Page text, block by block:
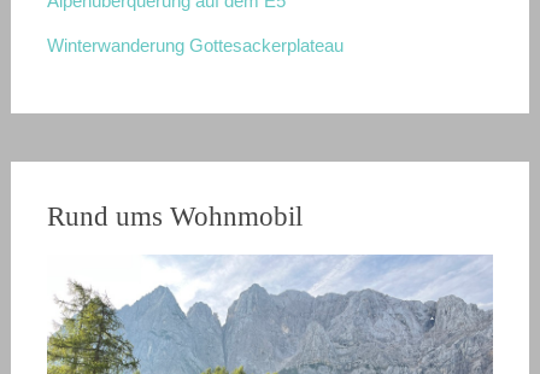
Winterwanderung Gottesackerplateau
Rund ums Wohnmobil